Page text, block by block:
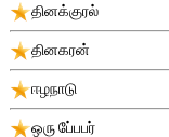
தினக்குரல்
தினகரன்
ஈழநாடு
ஒரு பே்பபர்